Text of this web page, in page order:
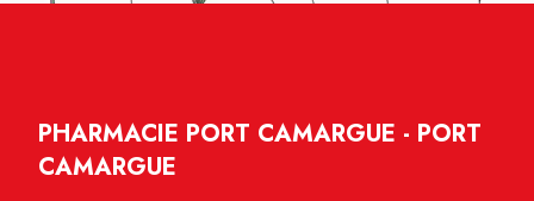
PHARMACIE PORT CAMARGUE - PORT
CAMARGUE